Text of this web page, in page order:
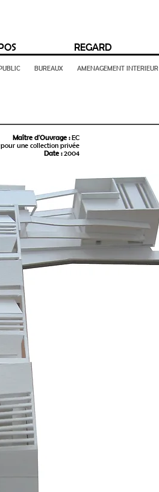
REGARD
BUREAUX AMENAGEMENT INTERIEUR
Maître d'Ouvrage :EC
une collection privée
Date :2004